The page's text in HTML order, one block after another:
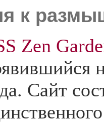
к
Zen
Сайт